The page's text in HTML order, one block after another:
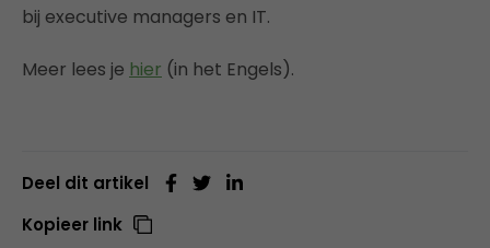
bij executive managers en IT.
Meer lees je hier (in het Engels).
Deel dit artikel
Kopieer link